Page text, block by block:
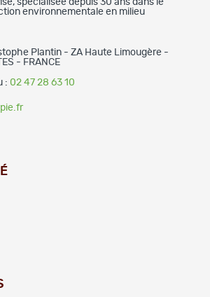
spécialisée depuis 30 ans dans le
environnementale en milieu
Plantin - ZA Haute Limougère -
- FRANCE
: 02 47 28 63 10